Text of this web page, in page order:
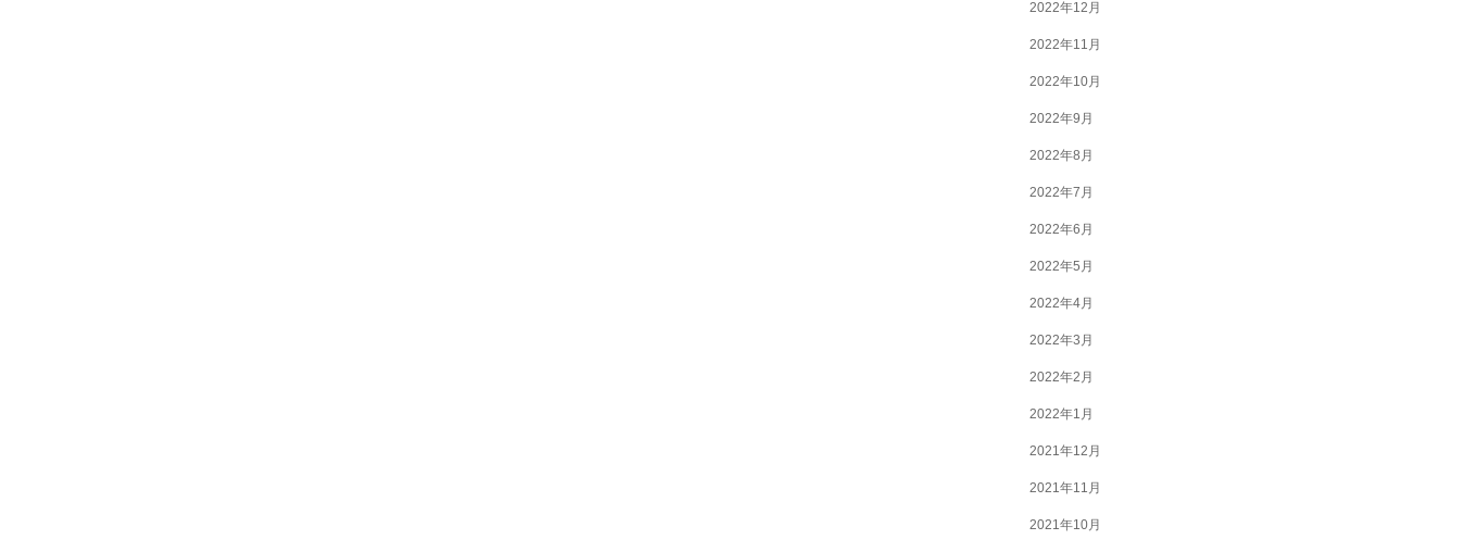
2022年12月
2022年11月
2022年10月
2022年9月
2022年8月
2022年7月
2022年6月
2022年5月
2022年4月
2022年3月
2022年2月
2022年1月
2021年12月
2021年11月
2021年10月